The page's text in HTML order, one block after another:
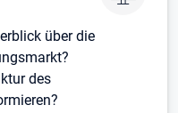
über die
des